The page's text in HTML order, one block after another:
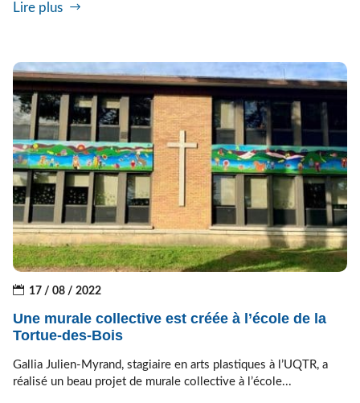
Lire plus
17 / 08 / 2022
Une murale collective est créée à l’école de la
Tortue-des-Bois
Gallia Julien-Myrand, stagiaire en arts plastiques à l’UQTR, a
réalisé un beau projet de murale collective à l’école...